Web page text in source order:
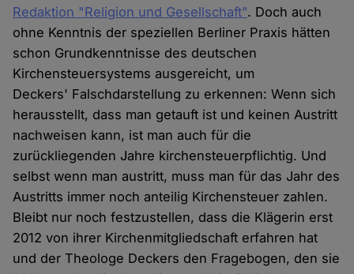
Redaktion "Religion und Gesellschaft". Doch auch
ohne Kenntnis der speziellen Berliner Praxis hätten
schon Grundkenntnisse des deutschen
Kirchensteuersystems ausgereicht, um
Deckers' Falschdarstellung zu erkennen: Wenn sich
herausstellt, dass man getauft ist und keinen Austritt
nachweisen kann, ist man auch für die
zurückliegenden Jahre kirchensteuerpflichtig. Und
selbst wenn man austritt, muss man für das Jahr des
Austritts immer noch anteilig Kirchensteuer zahlen.
Bleibt nur noch festzustellen, dass die Klägerin erst
2012 von ihrer Kirchenmitgliedschaft erfahren hat
und der Theologe Deckers den Fragebogen, den sie